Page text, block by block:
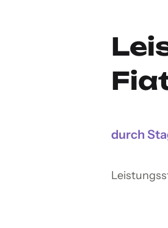
durch